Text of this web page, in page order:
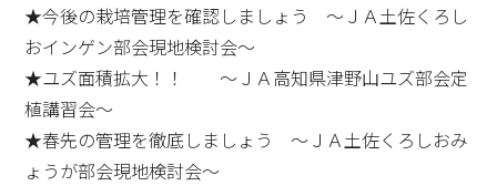
★今後の栽培管理を確認しましょう ～ＪＡ土佐くろし
おインゲン部会現地検討会～
★ユズ面積拡大！！ ～ＪＡ高知県津野山ユズ部会定
植講習会～
★春先の管理を徹底しましょう ～ＪＡ土佐くろしおみ
ょうが部会現地検討会～